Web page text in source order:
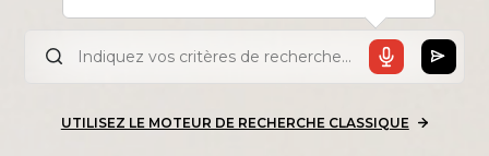
UTILISEZ LE MOTEUR DE RECHERCHE CLASSIQUE